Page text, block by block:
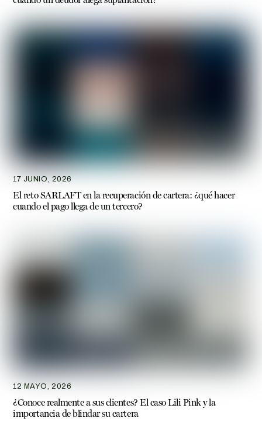
17 JUNIO, 2026
El reto SARLAFT en la recuperación de cartera: ¿qué hacer
cuando el pago llega de un tercero?
12 MAYO, 2026
¿Conoce realmente a sus clientes? El caso Lili Pink y la
importancia de blindar su cartera